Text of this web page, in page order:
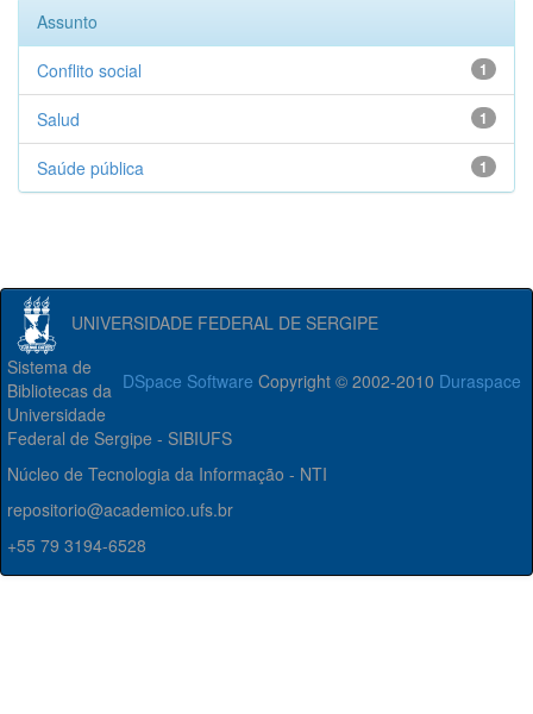
Assunto
1
Conflito social
1
Salud
1
Saúde pública
UNIVERSIDADE FEDERAL DE SERGIPE
DSpace Software Copyright © 2002-2010 Duraspace
Sistema de
Bibliotecas da
Universidade
Federal de Sergipe - SIBIUFS
Núcleo de Tecnologia da Informação - NTI
repositorio@academico.ufs.br
+55 79 3194-6528